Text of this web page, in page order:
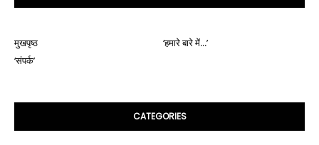
मुखपृष्ठ
‘हमारे बारे में...’
‘संपर्क’
CATEGORIES